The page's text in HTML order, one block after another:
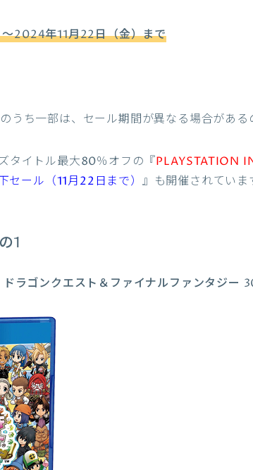
2024年11月22日（金）まで
うち一部は、セール期間が異なる場合がある
タイトル最大80％オフの『PLAYSTATION
セール（11月22日まで） 』も開催されていま
1
ラゴンクエスト＆ファイナルファンタジー